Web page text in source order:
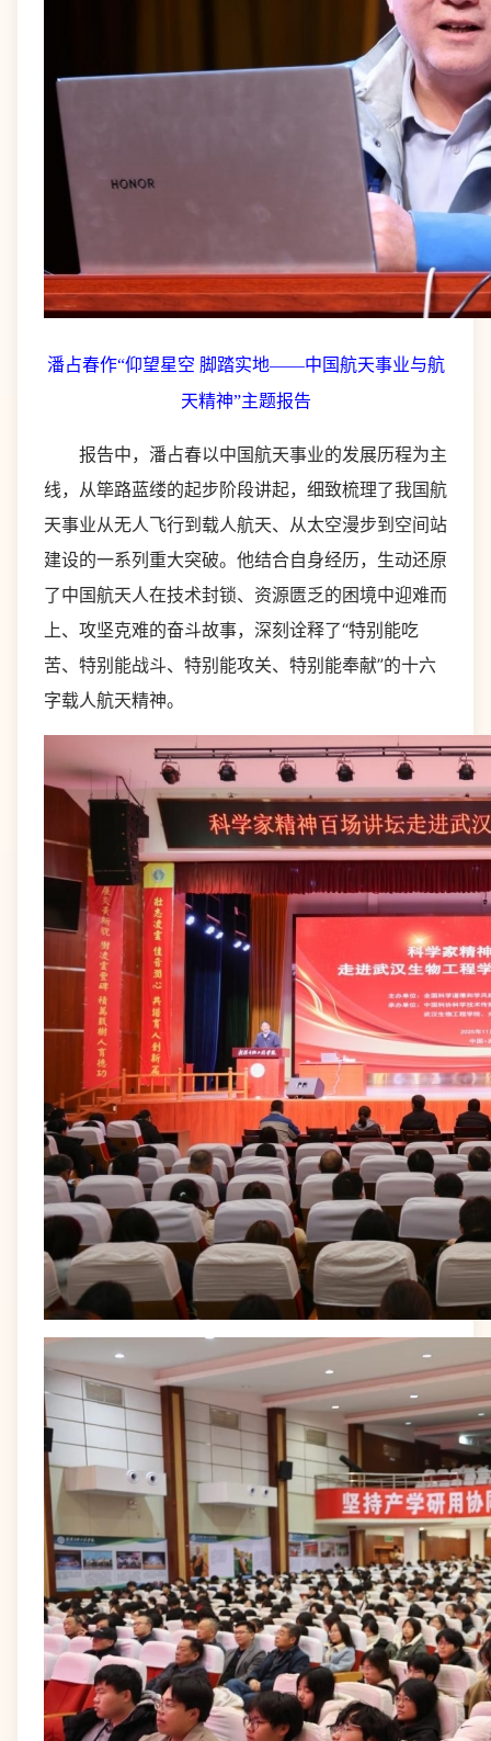
潘占春作“仰望星空 脚踏实地——中国航天事业与航
天精神”主题报告
报告中，潘占春以中国航天事业的发展历程为主
线，从筚路蓝缕的起步阶段讲起，细致梳理了我国航
天事业从无人飞行到载人航天、从太空漫步到空间站
建设的一系列重大突破。他结合自身经历，生动还原
了中国航天人在技术封锁、资源匮乏的困境中迎难而
上、攻坚克难的奋斗故事，深刻诠释了“特别能吃
苦、特别能战斗、特别能攻关、特别能奉献”的十六
字载人航天精神。